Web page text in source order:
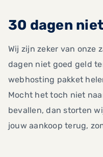
30 dagen
Wij zijn zeker van onze
dagen niet goed geld
webhosting pakket
Mocht het toch niet
bevallen, dan storten
jouw aankoop terug,